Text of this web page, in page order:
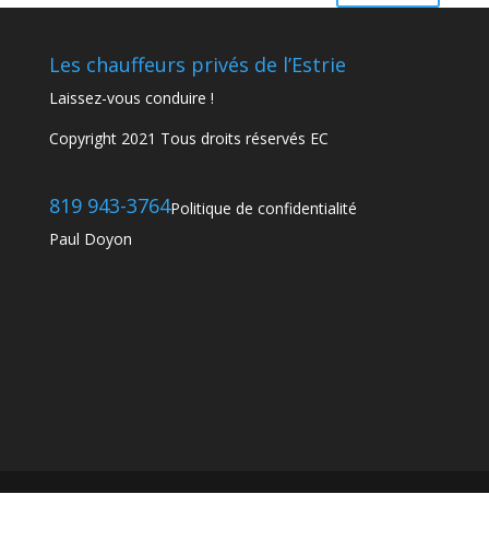
Les chauffeurs privés de l’Estrie
Laissez-vous conduire !
Copyright 2021 Tous droits réservés EC
819 943-3764
Paul Doyon
Politique de confidentialité